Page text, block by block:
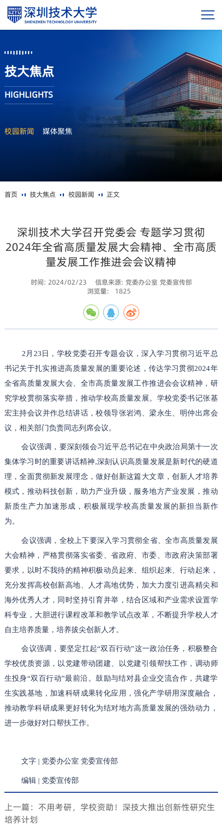
技大焦点
HIGHLIGHTS
校园新闻 媒体聚焦
首页 技大焦点 校园新闻 正文
深圳技术大学召开党委会 专题学习贯彻
2024年全省高质量发展大会精神、全市高质
量发展工作推进会会议精神
时间: 2024/02/23
信息来源: 党委办公室 党委宣传部
浏览量:
1825
2月23日，学校党委召开专题会议，深入学习贯彻习近平总
书记关于扎实推进高质量发展的重要论述，传达学习贯彻2024年
全省高质量发展大会、全市高质量发展工作推进会会议精神，研
究学校贯彻落实举措，推动学校高质量发展。学校党委书记张基
宏主持会议并作总结讲话，校领导张岩鸿、梁永生、明仲出席会
议，相关部门负责同志列席会议。
会议强调，要深刻领会习近平总书记在中央政治局第十一次
集体学习时的重要讲话精神,深刻认识高质量发展是新时代的硬道
理，全面贯彻新发展理念，做好创新这篇大文章，创新人才培养
模式，推动科技创新，助力产业升级，服务地方产业发展，推动
新质生产力加速形成，积极展现学校高质量发展的新担当新作
为。
会议强调，全校上下要深入学习贯彻全省、全市高质量发展
大会精神，严格贯彻落实省委、省政府、市委、市政府决策部署
要求，以时不我待的精神积极动员起来、组织起来、行动起来，
充分发挥高校创新高地、人才高地优势，加大力度引进高精尖和
海外优秀人才，同时坚持引育并举，结合区域和产业需求设置学
科专业，大胆进行课程改革和教学试点改革，不断提升学校人才
自主培养质量，培养拔尖创新人才。
会议强调，要坚定扛起“双百行动”这一政治任务，积极整合
学校优质资源，以党建带动团建、以党建引领帮扶⼯作，调动师
生投身“双百行动”最前沿。鼓励与结对县企业交流合作，共建学
生实践基地，加速科研成果转化应用，强化产学研用深度融合，
推动教学科研成果更好转化为结对地方⾼质量发展的强劲动力，
进一步做好对口帮扶工作。
文字 | 党委办公室 党委宣传部
编辑 | 党委宣传部
上一篇：不用考研，学校资助！深技大推出创新性研究生
培养计划